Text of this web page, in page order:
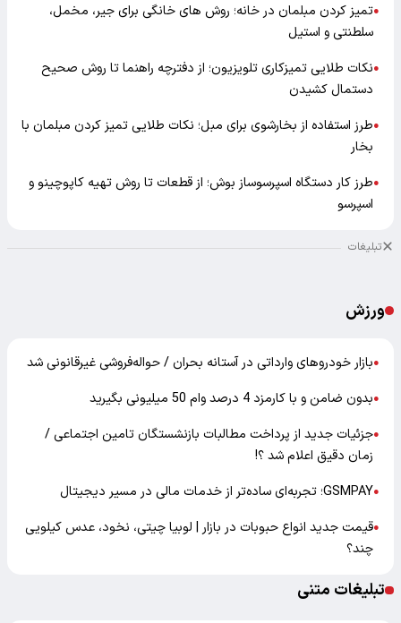
●تمیز کردن مبلمان در خانه؛ روش های خانگی برای جیر، مخمل،
سلطنتی و استیل
●نکات طلایی تمیزکاری تلویزیون؛ از دفترچه راهنما تا روش صحیح
دستمال کشیدن
●طرز استفاده از بخارشوی برای مبل؛ نکات طلایی تمیز کردن مبلمان با
بخار
●طرز کار دستگاه اسپرسوساز بوش؛ از قطعات تا روش تهیه کاپوچینو و
اسپرسو
تبلیغات
ورزش
●بازار خودرو‌های وارداتی در آستانه بحران / حواله‌فروشی غیرقانونی شد
●بدون ضامن و با کارمزد 4 درصد وام 50 میلیونی بگیرید
●جزئیات جدید از پرداخت مطالبات بازنشستگان تامین اجتماعی /
زمان دقیق اعلام شد ؟!
●GSMPAY؛ تجربه‌ای ساده‌تر از خدمات مالی در مسیر دیجیتال
●قیمت جدید انواع حبوبات در بازار | لوبیا چیتی، نخود، عدس کیلویی
چند؟
تبلیغات متنی